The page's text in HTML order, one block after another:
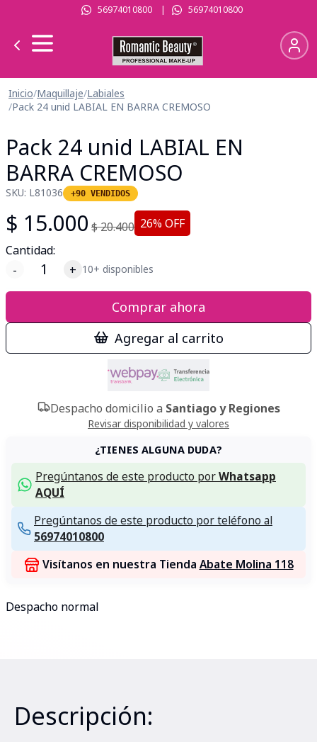
56974010800| 56974010800
Inicio/Maquillaje/Labiales
/Pack 24 unid LABIAL EN BARRA CREMOSO
Pack 24 unid LABIAL EN
BARRA CREMOSO
SKU: L81036 +90 VENDIDOS
$ 15.000 $20.400 26% OFF
Cantidad:
-
+ 10+ disponibles
Comprar ahora
Agregar al carrito
Despacho domicilio a Santiago y Regiones
Revisar disponibilidad y valores
¿TIENES ALGUNA DUDA?
Pregúntanos de este producto porWhatsapp
AQUÍ
Pregúntanos de este producto por teléfono al
56974010800
Visítanos en nuestra Tienda Abate Molina 118
Despacho normal
Descripción: